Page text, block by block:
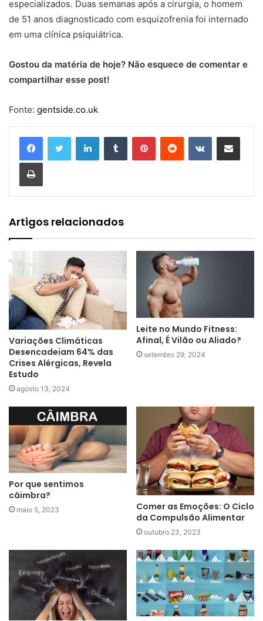
especializados. Duas semanas após a cirurgia, o homem
de 51 anos diagnosticado com esquizofrenia foi internado
em uma clínica psiquiátrica.
Gostou da matéria de hoje? Não esquece de comentar e
compartilhar esse post!
Fonte: gentside.co.uk
Artigos relacionados
Variações Climáticas
Desencadeiam 64% das
Crises Alérgicas, Revela
Estudo
agosto 13, 2024
Leite no Mundo Fitness:
Afinal, É Vilão ou Aliado?
setembro 29, 2024
Por que sentimos
câimbra?
maio 5, 2023
Comer as Emoções: O Ciclo
da Compulsão Alimentar
outubro 23, 2023